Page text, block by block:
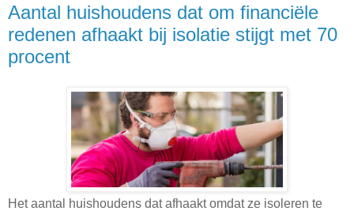
Aantal huishoudens dat om financiële
redenen afhaakt bij isolatie stijgt met 70
procent
Het aantal huishoudens dat afhaakt omdat ze isoleren te